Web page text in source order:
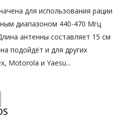
для использования рации
диапазоном 440-470 Мгц
антенны составляет 15 см
подойдёт и для других
Motorola и Yaesu...